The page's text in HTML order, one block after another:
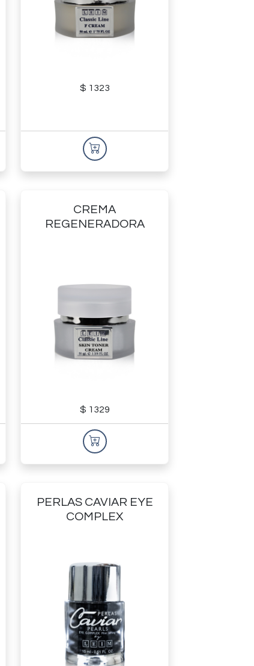
$ 1323
CREMA
REGENERADORA
$ 1329
PERLAS CAVIAR EYE
COMPLEX